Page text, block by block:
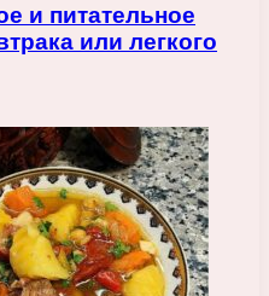
и питательное
или легкого